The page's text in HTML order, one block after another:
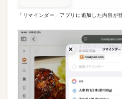
「リマインダー」アプリに追加した内容が